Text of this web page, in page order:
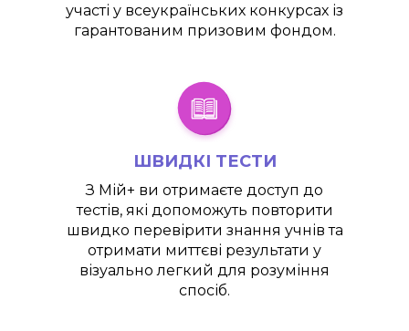
участі у всеукраїнських конкурсах із
гарантованим призовим фондом.
ШВИДКІ ТЕСТИ
З Мій+ ви отримаєте доступ до
тестів, які допоможуть повторити
швидко перевірити знання учнів та
отримати миттєві результати у
візуально легкий для розуміння
спосіб.